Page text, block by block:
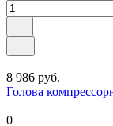
8 986 руб.
Голова
0